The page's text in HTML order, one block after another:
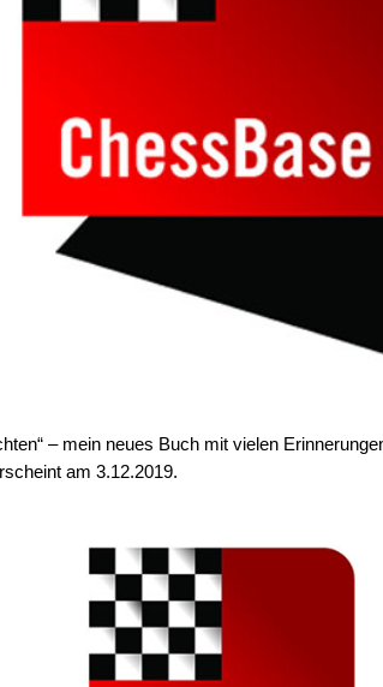
– mein neues Buch mit vielen
am 3.12.2019.